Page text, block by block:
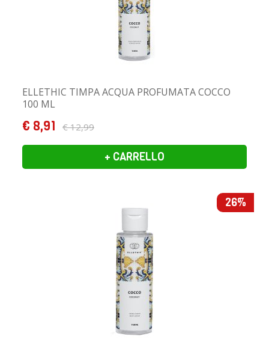
ELLETHIC TIMPA ACQUA PROFUMATA COCCO
100 ML
€ 8,91 € 12,99
+ CARRELLO
26%